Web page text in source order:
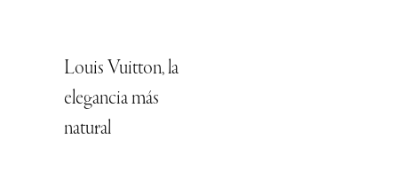
Louis Vuitton, la
elegancia más
natural